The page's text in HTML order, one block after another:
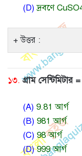
(D)দ্রবণে
উত্তর :
১৩. গ্রাম
(A) 9.81 আর্গ
(B) 981 আর্গ
(C) 98 আর্গ
(D)999 আর্গ